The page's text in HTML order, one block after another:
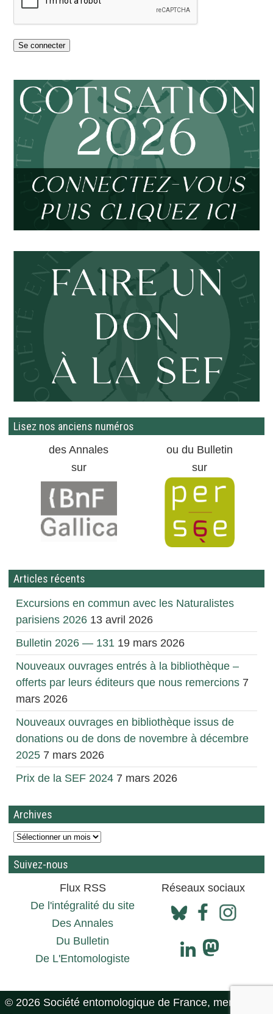
Se connecter
Lisez nos anciens numéros
des Annales
ou du Bulletin
sur
sur
Articles récents
Excursions en commun avec les Naturalistes
parisiens 2026 13 avril 2026
Bulletin 2026 — 131 19 mars 2026
Nouveaux ouvrages entrés à la bibliothèque –
offerts par leurs éditeurs que nous remercions 7
mars 2026
Nouveaux ouvrages en bibliothèque issus de
donations ou de dons de novembre à décembre
2025 7 mars 2026
Prix de la SEF 2024 7 mars 2026
Archives
Suivez-nous
Flux RSS
Réseaux sociaux
De l'intégralité du site
Des Annales
Du Bulletin
De L'Entomologiste
© 2026 Société entomologique de France, mentions